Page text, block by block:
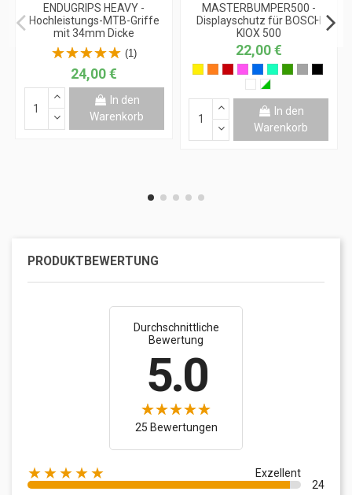
ENDUGRIPS HEAVY -
Hochleistungs-MTB-Griffe
mit 34mm Dicke
(1)
24,00 €
In den
Warenkorb
MASTERBUMPER500 -
Displayschutz für BOSCH
KIOX 500
22,00 €
In den
Warenkorb
PRODUKTBEWERTUNG
Durchschnittliche
Bewertung
5.0
25 Bewertungen
★★★★★
Exzellent
24